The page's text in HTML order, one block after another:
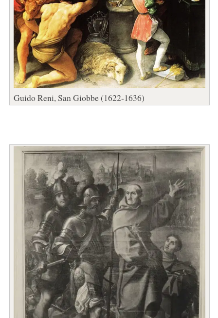
Guido Reni, San Giobbe (1622-1636)